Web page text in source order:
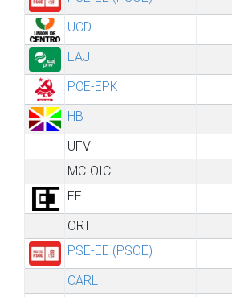
UCD
EAJ
PCE-EPK
HB
UFV
MC-OIC
EE
ORT
PSE-EE (PSOE)
CARL